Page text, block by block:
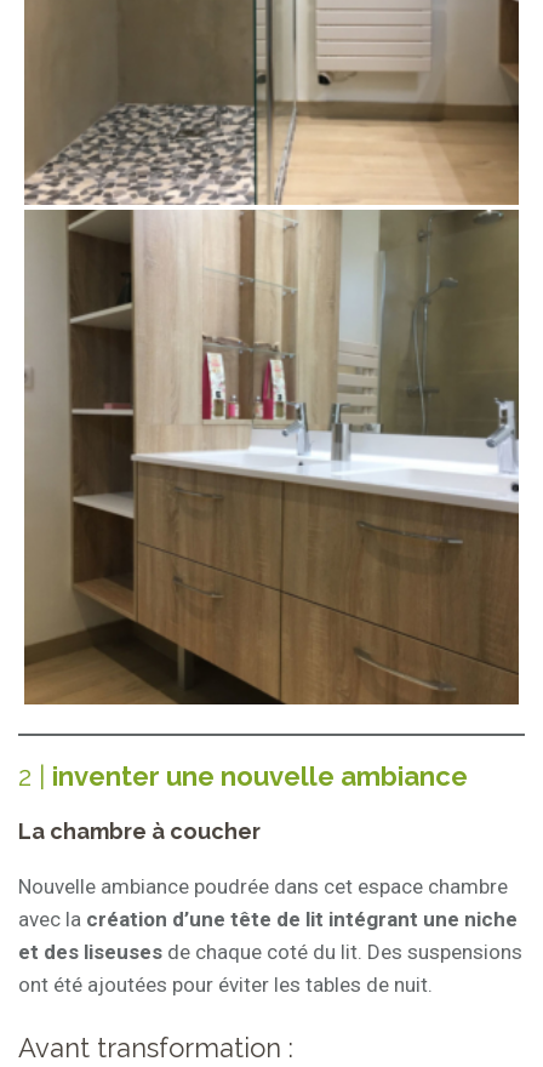
2 | inventer une nouvelle ambiance
La chambre à coucher
Nouvelle ambiance poudrée dans cet espace chambre
avec la création d’une tête de lit intégrant une niche
et des liseuses de chaque coté du lit. Des suspensions
ont été ajoutées pour éviter les tables de nuit.
Avant transformation :